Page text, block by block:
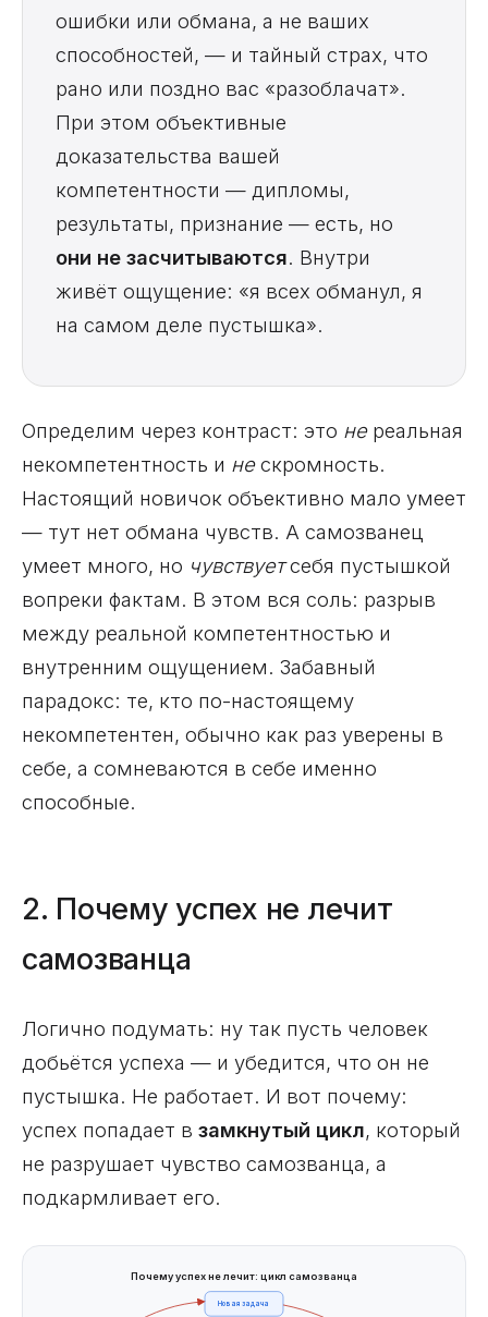
ошибки или обмана, а не ваших
способностей, — и тайный страх, что
рано или поздно вас «разоблачат».
При этом объективные
доказательства вашей
компетентности — дипломы,
результаты, признание — есть, но
они не засчитываются. Внутри
живёт ощущение: «я всех обманул, я
на самом деле пустышка».
Определим через контраст: это нереальная
некомпетентность и нескромность.
Настоящий новичок объективно мало умеет
— тут нет обмана чувств. А самозванец
умеет много, но чувствуетсебя пустышкой
вопреки фактам. В этом вся соль: разрыв
между реальной компетентностью и
внутренним ощущением. Забавный
парадокс: те, кто по-настоящему
некомпетентен, обычно как раз уверены в
себе, а сомневаются в себе именно
способные.
2. Почему успех не лечит
самозванца
Логично подумать: ну так пусть человек
добьётся успеха — и убедится, что он не
пустышка. Не работает. И вот почему:
успех попадает в замкнутый цикл, который
не разрушает чувство самозванца, а
подкармливает его.
Почему успех не лечит: цикл самозванца
Новая задача